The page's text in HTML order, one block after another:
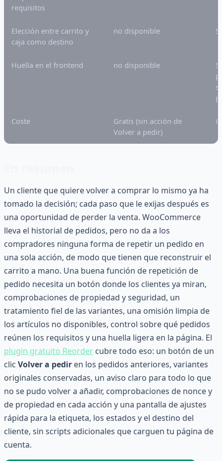
requisitos
Elección entre carrito y
caja como destino
no disponible
Huella en el frontend no disponible
Coste
Gratis (sin acción de
Volver a pedir)
Un cliente que quiere volver a comprar lo mismo ya ha
tomado la decisión; cada paso que le exijas después es
una oportunidad de perder la venta. WooCommerce
lleva el historial de pedidos, pero no da a los
compradores ninguna forma de repetir un pedido en
una sola acción, de modo que tienen que reconstruir el
carrito a mano. Una buena función de repetición de
pedido necesita un botón donde los clientes ya miran,
comprobaciones de propiedad y seguridad, un
tratamiento fiel de las variantes, una omisión limpia de
los artículos no disponibles, control sobre qué pedidos
reúnen los requisitos y una huella ligera en la página. El
plugin gratuito Reorder cubre todo eso: un botón de un
clic Volver a pedir en los pedidos anteriores, variantes
originales conservadas, un aviso claro para todo lo que
no se pudo volver a añadir, comprobaciones de nonce y
de propiedad en cada acción y una pantalla de ajustes
rápida para la etiqueta, los estados y el destino del
cliente, sin scripts adicionales que carguen tu página de
cuenta.